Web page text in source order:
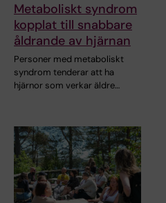
Metaboliskt syndrom
kopplat till snabbare
åldrande av hjärnan
Personer med metaboliskt
syndrom tenderar att ha
hjärnor som verkar äldre…